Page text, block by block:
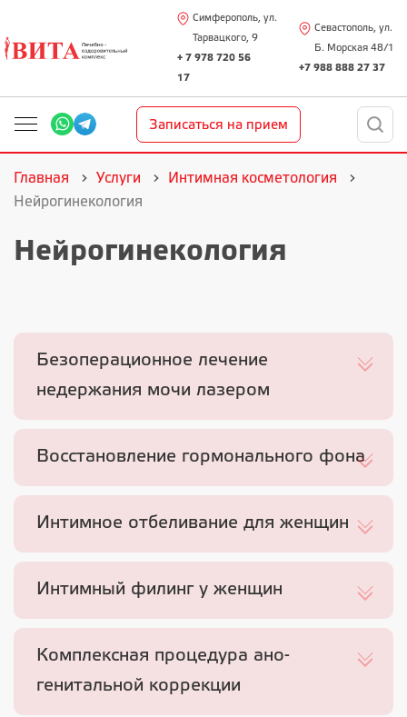
Симферополь, ул.
Тарвацкого, 9
+ 7 978 720 56
17
Севастополь, ул.
Б. Морская 48/1
+7 988 888 27 37
Записаться на прием
Главная Услуги
Интимная косметология
Нейрогинекология
Нейрогинекология
Безоперационное лечение
недержания мочи лазером
Восстановление гормонального фона
Интимное отбеливание для женщин
Интимный филинг у женщин
Комплексная процедура ано-
генитальной коррекции